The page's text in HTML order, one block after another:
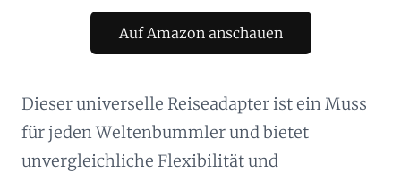
Auf Amazon anschauen
Dieser universelle Reiseadapter ist ein Muss
für jeden Weltenbummler und bietet
unvergleichliche Flexibilität und